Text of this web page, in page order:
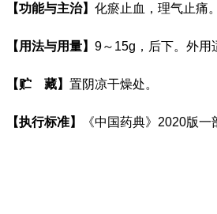
【功能与主治】 化瘀止血，理气止痛
【用法与用量】 9～ 15g ，后下。外用
【贮 藏】 置阴凉干燥处。
【执行标准】 《中国药典》 2020版一